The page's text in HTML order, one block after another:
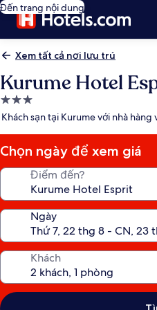
Đến trang nội dung
Xem tất cả nơi lưu trú
Kurume Hotel
Nơi
lưu
3.0
sao
Khách sạn tại Kurume với nhà
Chọn ngày để xem giá
Điểm đến?
Ngày
Khách